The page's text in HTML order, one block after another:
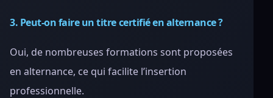
3. Peut-on faire un titre certifié en alternance ?
Oui, de nombreuses formations sont proposées
en alternance, ce qui facilite l’insertion
professionnelle.